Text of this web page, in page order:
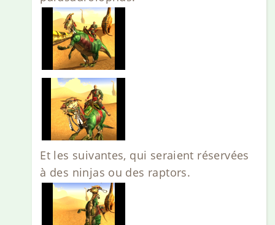
Et les suivantes, qui seraient réservées
à des ninjas ou des raptors.